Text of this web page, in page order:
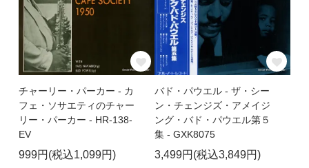
チャーリー・パーカー - カ
フェ・ソサエティのチャー
リー・パーカー - HR-138-
EV
999円(税込1,099円)
バド・パウエル - ザ・シー
ン・チェンジズ・アメイジ
ング・バド・パウエル第５
集 - GXK8075
3,499円(税込3,849円)